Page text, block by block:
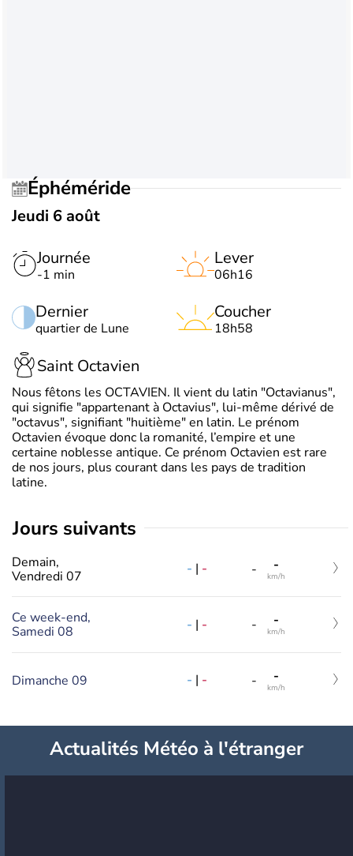
Éphéméride
Jeudi 6 août
Journée
-1 min
Dernier
quartier de Lune
Lever
06h16
Coucher
18h58
Saint Octavien
Nous fêtons les OCTAVIEN. Il vient du latin "Octavianus",
qui signifie "appartenant à Octavius", lui-même dérivé de
"octavus", signifiant "huitième" en latin. Le prénom
Octavien évoque donc la romanité, l’empire et une
certaine noblesse antique. Ce prénom Octavien est rare
de nos jours, plus courant dans les pays de tradition
latine.
jours suivants
Demain,
Vendredi 07
- | - - -
km/h
Ce week-end,
Samedi 08
- | - - -
km/h
Dimanche 09 - | - - -
km/h
Actualités Météo à l'étranger